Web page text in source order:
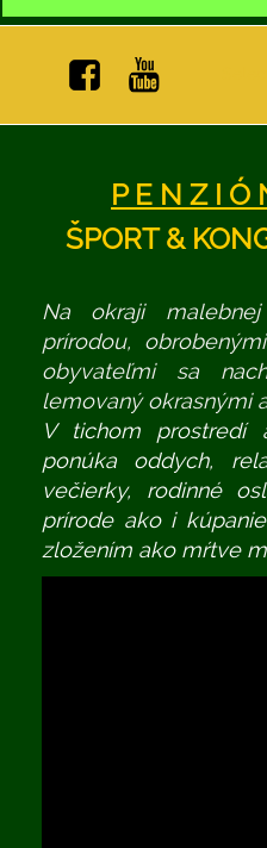
P E N Z I Ó
ŠPORT &
Na okraji
prírodou,
obyvateľmi sa
lemovaný okrasnými
V tichom prostredí
ponúka oddych,
večierky, rodinné
prírode ako i
zložením ako mŕtve